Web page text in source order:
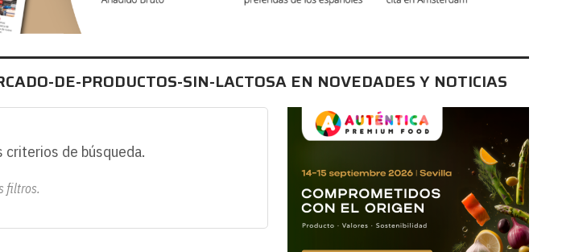
DE-PRODUCTOS-SIN-LACTOSA EN NOVEDADES Y NOTICIAS
criterios de búsqueda.
filtros.